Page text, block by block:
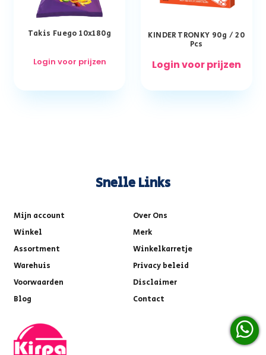
Takis Fuego 10x180g
Login voor prijzen
KINDER TRONKY 90g / 20
Pcs
Login voor prijzen
Snelle Links
Mijn account
Over Ons
Winkel
Merk
Assortment
Winkelkarretje
Warehuis
Privacy beleid
Voorwaarden
Disclaimer
Blog
Contact